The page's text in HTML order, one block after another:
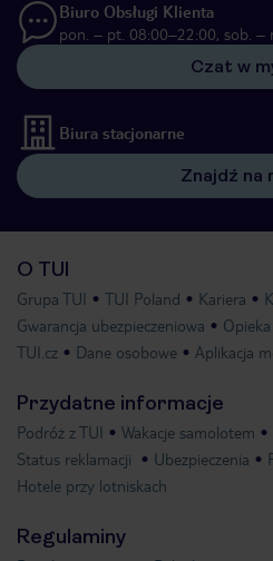
Biuro Obsługi Klienta
pon. – pt. 08:00–22:00, sob. –
Czat w
Biura stacjonarne
Znajdź na
O TUI
Grupa TUI TUI Poland Kariera
Gwarancja ubezpieczeniowa
TUI.cz
Dane osobowe Aplikacja
Przydatne informacje
Podróż z TUI Wakacje samolotem
Status reklamacji
Ubezpieczenia
Hotele przy lotniskach
Regulaminy